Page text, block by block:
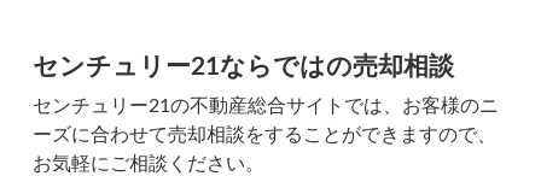
センチュリー21ならではの売却相談
センチュリー21の不動産総合サイトでは、お客様のニ
ーズに合わせて売却相談をすることができますので、
お気軽にご相談ください。